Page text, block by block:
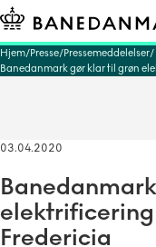
Hjem Presse Pressemeddelelser
Banedanmark gør klar til grøn
03.04.2020
Fredericia